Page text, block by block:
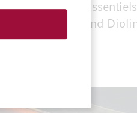
„Les
Merlot und